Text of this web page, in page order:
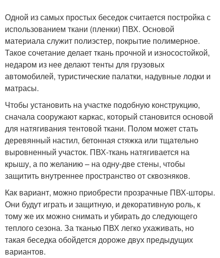
Одной из самых простых беседок считается постройка с
использованием ткани (пленки) ПВХ. Основой
материала служит полиэстер, покрытие полимерное.
Такое сочетание делает ткань прочной и износостойкой,
недаром из нее делают тенты для грузовых
автомобилей, туристические палатки, надувные лодки и
матрасы.
Чтобы установить на участке подобную конструкцию,
сначала сооружают каркас, который становится основой
для натягивания тентовой ткани. Полом может стать
деревянный настил, бетонная стяжка или тщательно
выровненный участок. ПВХ-ткань натягивается на
крышу, а по желанию – на одну-две стены, чтобы
защитить внутреннее пространство от сквозняков.
Как вариант, можно приобрести прозрачные ПВХ-шторы.
Они будут играть и защитную, и декоративную роль, к
тому же их можно снимать и убирать до следующего
теплого сезона. За тканью ПВХ легко ухаживать, но
такая беседка обойдется дороже двух предыдущих
вариантов.